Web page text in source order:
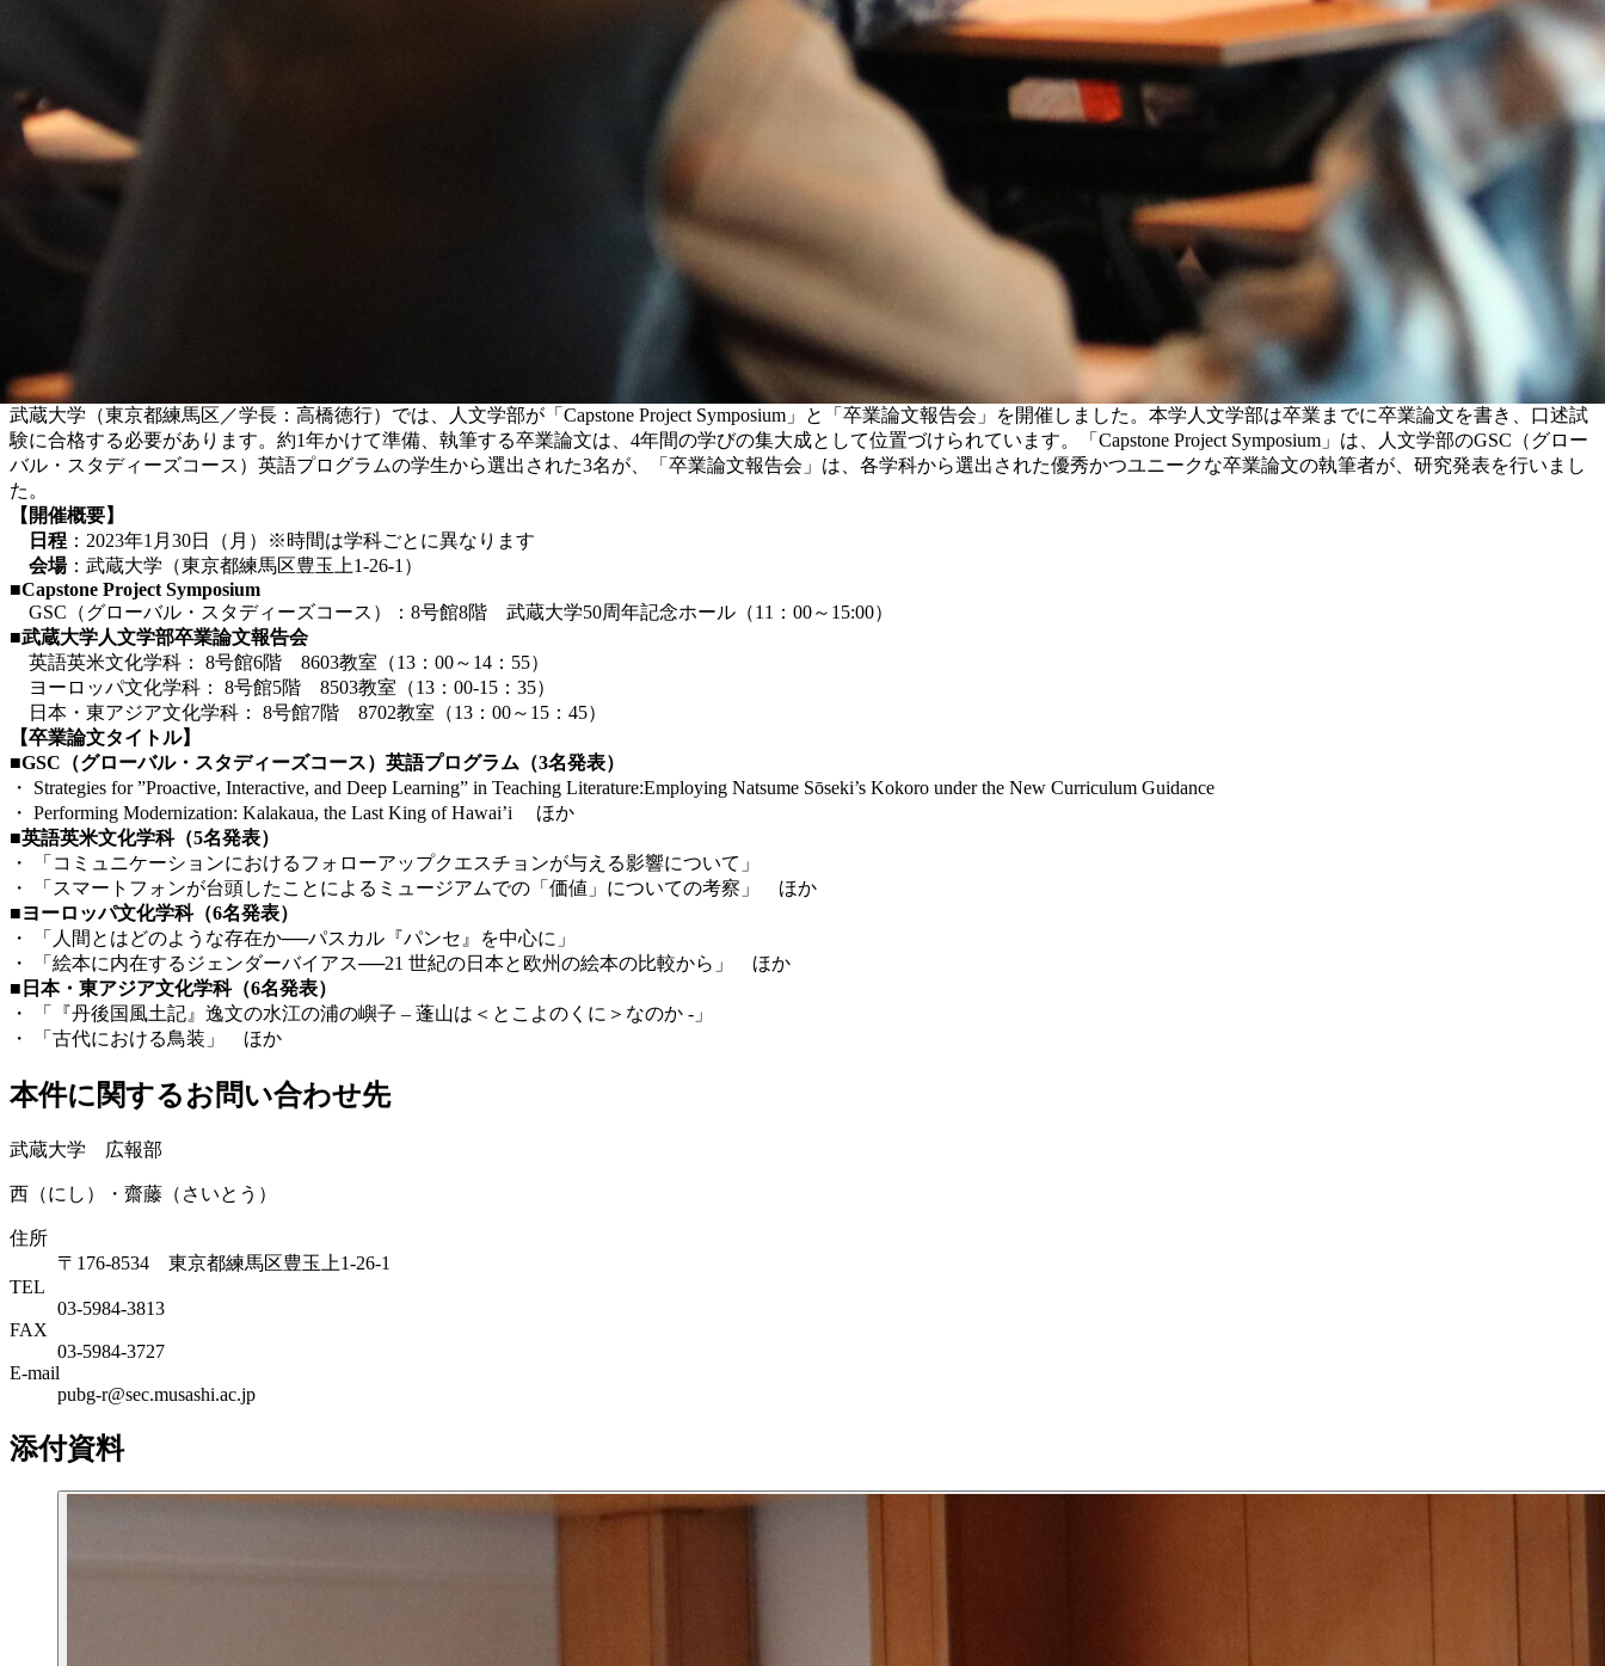
武蔵大学（東京都練馬区／学長：高橋徳行）では、人文学部が「Capstone Project Symposium」と「卒業論文報告会」を開催しました。本学人文学部は卒業までに卒業論文を書き、口述試
験に合格する必要があります。約1年かけて準備、執筆する卒業論文は、4年間の学びの集大成として位置づけられています。「Capstone Project Symposium」は、人文学部のGSC（グロー
バル・スタディーズコース）英語プログラムの学生から選出された3名が、「卒業論文報告会」は、各学科から選出された優秀かつユニークな卒業論文の執筆者が、研究発表を行いまし
た。
【開催概要】
日程 ：2023年1月30日（月）※時間は学科ごとに異なります
会場：武蔵大学（東京都練馬区豊玉上1-26-1）
■Capstone Project Symposium
GSC（グローバル・スタディーズコース）：8号館8階 武蔵大学50周年記念ホール（11：00～15:00）
■武蔵大学人文学部卒業論文報告会
英語英米文化学科： 8号館6階 8603教室（13：00～14：55）
ヨーロッパ文化学科： 8号館5階 8503教室（13：00‐15：35）
日本・東アジア文化学科： 8号館7階 8702教室（13：00～15：45）
【卒業論文タイトル】
■GSC（グローバル・スタディーズコース）英語プログラム（3名発表）
・ Strategies for ”Proactive, Interactive, and Deep Learning” in Teaching Literature:Employing Natsume Sōseki’s Kokoro under the New Curriculum Guidance
・ Performing Modernization: Kalakaua, the Last King of Hawai’i ほか
■英語英米文化学科（5名発表）
・ 「コミュニケーションにおけるフォローアップクエスチョンが与える影響について」
・ 「スマートフォンが台頭したことによるミュージアムでの「価値」についての考察」 ほか
■ヨーロッパ文化学科（6名発表）
・ 「人間とはどのような存在か──パスカル『パンセ』を中心に」
・ 「絵本に内在するジェンダーバイアス──21 世紀の日本と欧州の絵本の比較から」 ほか
■日本・東アジア文化学科（6名発表）
・ 「『丹後国風土記』逸文の水江の浦の嶼子 – 蓬山は＜とこよのくに＞なのか -」
・ 「古代における鳥装」 ほか
本件に関するお問い合わせ先
武蔵大学 広報部
西（にし）・齋藤（さいとう）
住所
〒176-8534 東京都練馬区豊玉上1-26-1
TEL
03-5984-3813
FAX
03-5984-3727
E-mail
pubg-r@sec.musashi.ac.jp
添付資料